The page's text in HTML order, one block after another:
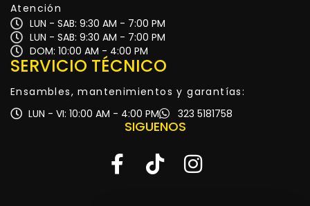
Atención
LUN - SAB: 9:30 AM - 7:00 PM
LUN - SAB: 9:30 AM - 7:00 PM
DOM: 10:00 AM - 4:00 PM
SERVICIO TÉCNICO
Ensambles, mantenimientos y garantías:
LUN - VI: 10:00 AM - 4:00 PM
323 5181758
SIGUENOS